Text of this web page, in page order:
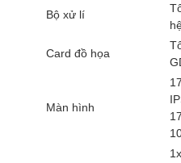
Bộ xử lí
Card đồ họa
Màn hình